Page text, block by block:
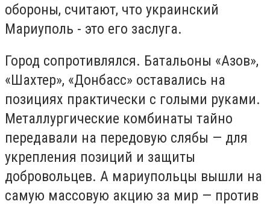
обороны, считают, что украинский
Мариуполь - это его заслуга.
Город сопротивлялся. Батальоны «Азов»,
«Шахтер», «Донбасс» оставались на
позициях практически с голыми руками.
Металлургические комбинаты тайно
передавали на передовую слябы — для
укрепления позиций и защиты
добровольцев. А мариупольцы вышли на
самую массовую акцию за мир — против